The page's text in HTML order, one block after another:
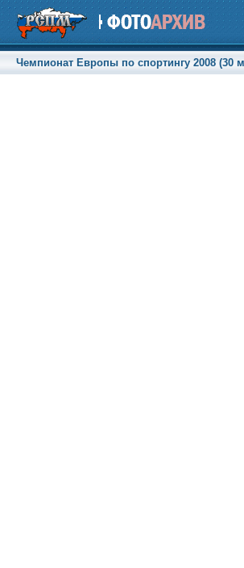
Чемпионат Европы по спортингу 2008 (30